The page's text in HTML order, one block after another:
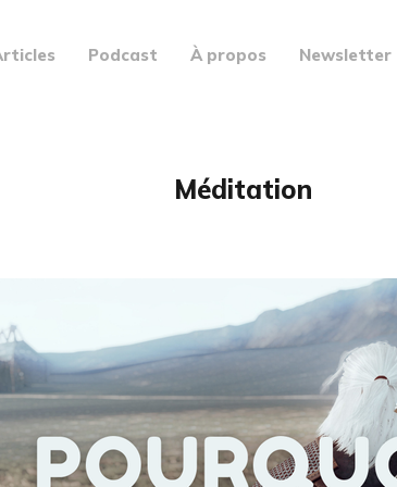
Podcast À propos Newsletter
Méditation